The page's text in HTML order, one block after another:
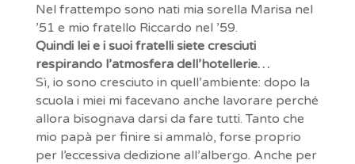
Nel frattempo sono nati mia sorella Marisa nel
’51 e mio fratello Riccardo nel ’59.
Quindi lei e i suoi fratelli siete cresciuti
respirando l’atmosfera dell’hotellerie…
Sì, io sono cresciuto in quell’ambiente: dopo la
scuola i miei mi facevano anche lavorare perché
allora bisognava darsi da fare tutti. Tanto che
mio papà per finire si ammalò, forse proprio
per l’eccessiva dedizione all’albergo. Anche per